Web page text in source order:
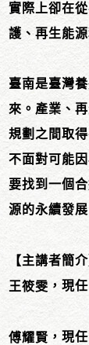
實際上卻在
護、再生能
臺南是臺灣
來。產業、
規劃之間取
不面對可能
要找到一個
源的永續發展
【主講者簡介
王筱雯 ，現
傅耀賢 ，現